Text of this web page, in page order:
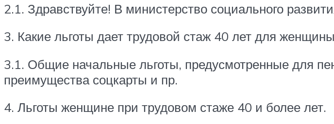
2.1. Здравствуйте! В министерство социального
3. Какие льготы дает трудовой стаж 40 лет для
3.1. Общие начальные льготы, предусмотренные для
преимущества соцкарты и пр.
4. Льготы женщине при трудовом стаже 40 и более лет.